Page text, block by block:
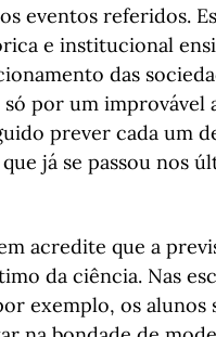
eventos referidos.
e institucional
das
por um improvável
prever cada um
já se passou nos
acredite que a
da ciência. Nas
exemplo, os alunos